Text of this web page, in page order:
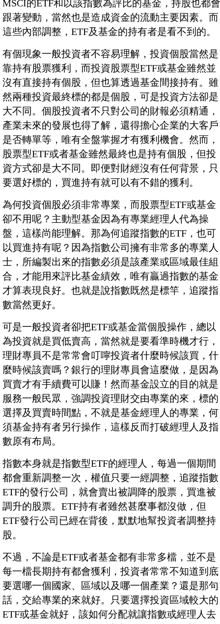
MSCI的ETF和以該指數為評比的基金，持股也都會
跟著變動，當然也是造成資金的流動主要因素。而
這些內部調整，ETF及基金的持有者是看不到的。
有個現象一般投資者不容易理解，投資個股當然是
靠持有股票獲利，而投資股票型ETF或基金雖然並
沒有直接持有個股，但也算透過基金間接持有。雖
然兩種投資最終標的都是個股，可是投資方法卻是
大不同。個股投資者不只對公司的財報必須精通，
產業未來的發展也得了解，還得擔心企業的大客戶
是否轉單等，唯有全盤掌握才有獲利機會。然而，
股票型ETF或者基金雖然最終也是持有個股，但投
資方式卻是大不同。即便對財經沒有任何背景，只
要選好標的，買進持有就可以有不錯的獲利。
為何投資個股必須非常專業，而股票型ETF或基金
卻不用呢？主動型基金因為有專業經理人代為操
盤，這樣尚能理解。那為何追蹤指數的ETF，也可
以買進持有呢？因為指數公司擁有非常多的專業人
士，所編製出來的指數必須是該產業或區域最佳組
合，才能用來評比基金績效，唯有贏過指數的基金
才算表現良好。也就是說指數既然是標竿，追蹤指
數當然更好。
可是一般投資者卻把ETF或基金當個股操作，總以
為投資就是買低賣高，當然就是要看準時機才行，
理財專員不是常常會叮嚀投資者什麼時候該買，什
麼時候該賣嗎？銀行的理財專員會這麼做，是因為
買賣才有手續費可以賺！然而基金設立的目的就是
服務一般民眾，強調投資理財交由專業的來，標的
選擇及買賣時間點，不就是基金經理人的專業，何
須基金持有者另行操作，這樣反而打破經理人及指
數原有布局。
指數本身就是指數型ETF的經理人，每過一個期間
都會重新調整一次，權值只要一經調整，追蹤指數
ETF的發行公司，就會賣出被調降的股票，買進被
調升的股票。ETF持有者雖然甚麼事都沒做，但
ETF發行公司已經在背後，默默地幫投資者調整持
股。
不過，不論是ETF或者基金都有非常多檔，並不是
每一檔長期持有都會獲利，投資者常常不知道到底
要選哪一個國家、區域以及哪一個產業？還是那句
話，交給專業的來就好。只要選擇投資區域較大的
ETF或基金就好，該如何分配就讓指數或經理人去